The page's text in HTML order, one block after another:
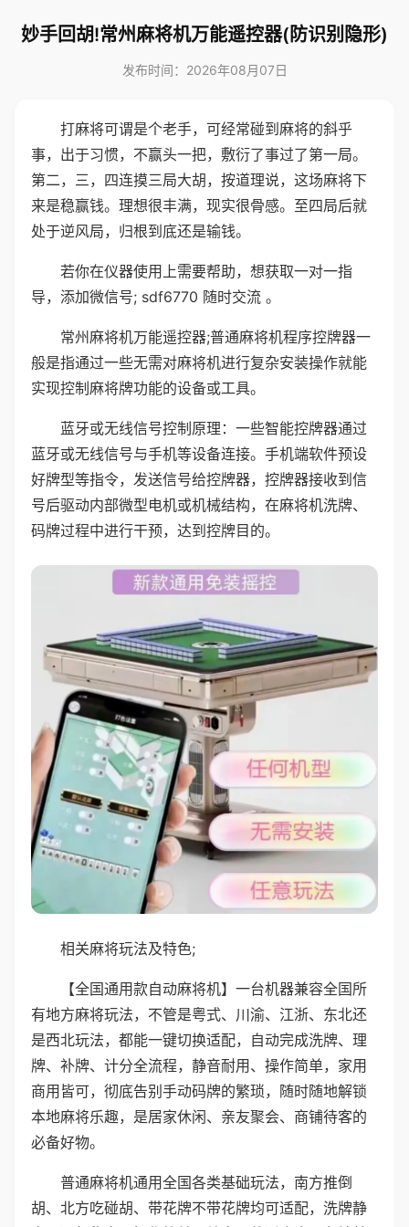
妙手回胡!常州麻将机万能遥控器(防识别隐形)
发布时间：2026年08月07日
打麻将可谓是个老手，可经常碰到麻将的斜乎
事，出于习惯，不赢头一把，敷衍了事过了第一局。
第二，三，四连摸三局大胡，按道理说，这场麻将下
来是稳赢钱。理想很丰满，现实很骨感。至四局后就
处于逆风局，归根到底还是输钱。
若你在仪器使用上需要帮助，想获取一对一指
导，添加微信号; sdf6770 随时交流 。
常州麻将机万能遥控器;普通麻将机程序控牌器一
般是指通过一些无需对麻将机进行复杂安装操作就能
实现控制麻将牌功能的设备或工具。
蓝牙或无线信号控制原理：一些智能控牌器通过
蓝牙或无线信号与手机等设备连接。手机端软件预设
好牌型等指令，发送信号给控牌器，控牌器接收到信
号后驱动内部微型电机或机械结构，在麻将机洗牌、
码牌过程中进行干预，达到控牌目的。
相关麻将玩法及特色;
【全国通用款自动麻将机】一台机器兼容全国所
有地方麻将玩法，不管是粤式、川渝、江浙、东北还
是西北玩法，都能一键切换适配，自动完成洗牌、理
牌、补牌、计分全流程，静音耐用、操作简单，家用
商用皆可，彻底告别手动码牌的繁琐，随时随地解锁
本地麻将乐趣，是居家休闲、亲友聚会、商铺待客的
必备好物。
普通麻将机通用全国各类基础玩法，南方推倒
胡、北方吃碰胡、带花牌不带花牌均可适配，洗牌静